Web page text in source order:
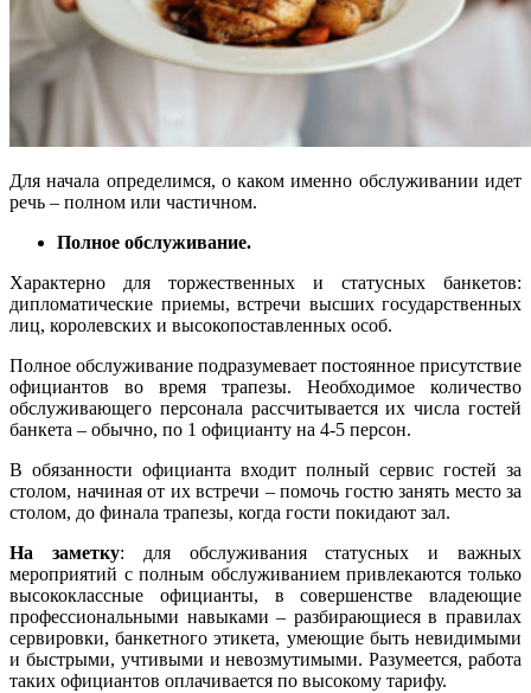
Для начала определимся, о каком именно обслуживании идет
речь – полном или частичном.
Полное обслуживание.
Характерно для торжественных и статусных банкетов:
дипломатические приемы, встречи высших государственных
лиц, королевских и высокопоставленных особ.
Полное обслуживание подразумевает постоянное присутствие
официантов во время трапезы. Необходимое количество
обслуживающего персонала рассчитывается их числа гостей
банкета – обычно, по 1 официанту на 4-5 персон.
В обязанности официанта входит полный сервис гостей за
столом, начиная от их встречи – помочь гостю занять место за
столом, до финала трапезы, когда гости покидают зал.
На заметку: для обслуживания статусных и важных
мероприятий с полным обслуживанием привлекаются только
высококлассные официанты, в совершенстве владеющие
профессиональными навыками – разбирающиеся в правилах
сервировки, банкетного этикета, умеющие быть невидимыми
и быстрыми, учтивыми и невозмутимыми. Разумеется, работа
таких официантов оплачивается по высокому тарифу.